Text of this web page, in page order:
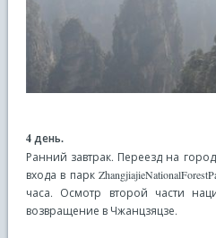
4 день.
Ранний завтрак. Переезд на
входа в парк
часа. Осмотр второй части
возвращение в Чжанцзяцзе.